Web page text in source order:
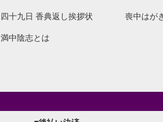
四十九日 香典返し挨拶状
満中陰志とは
喪中はが